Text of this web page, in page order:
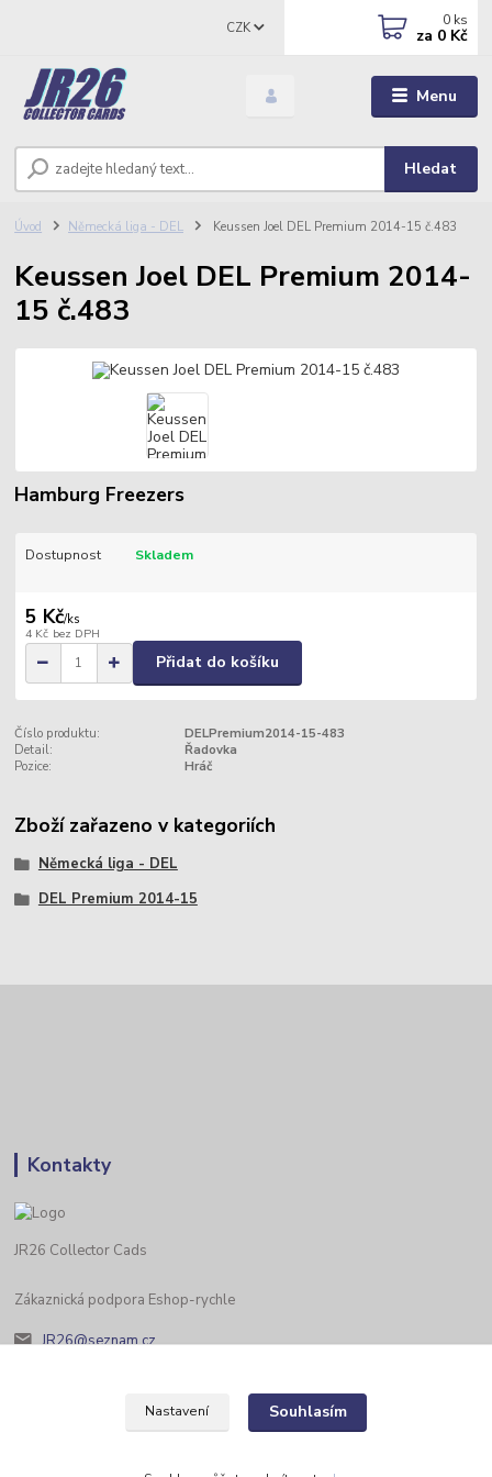
Menu
CZK
Hledat
0 ks
za 0 Kč
Úvod Německá liga - DEL Keussen Joel DEL Premium 2014-15 č.483
Keussen Joel DEL Premium 2014-
15 č.483
Hamburg Freezers
Dostupnost Skladem
5 Kč/ks
4 Kč bez DPH
Přidat do košíku
Číslo produktu:
DELPremium2014-15-483
Detail:
Řadovka
Pozice:
Hráč
Zboží zařazeno v kategoriích
Německá liga - DEL
DEL Premium 2014-15
Kontakty
JR26 Collector Cads
Zákaznická podpora Eshop-rychle
JR26@seznam.cz
Nastavení Souhlasím